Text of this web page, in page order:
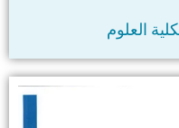
العلوم